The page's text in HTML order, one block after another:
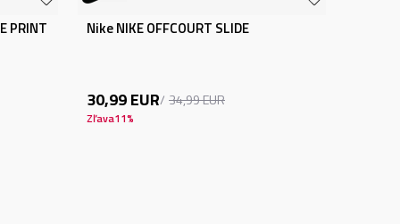
PRINT Nike NIKE OFFCOURT SLIDE
30,99EUR 34,99EUR
Zľava11%